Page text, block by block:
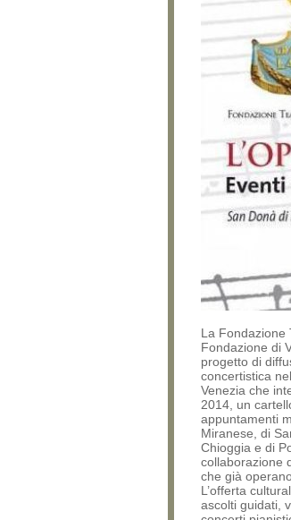
La Fondazione
Fondazione di
progetto di
concertistica
Venezia che
2014, un
appuntamenti
Miranese, di
Chioggia e di
collaborazione
che già
L’offerta
ascolti guidati,